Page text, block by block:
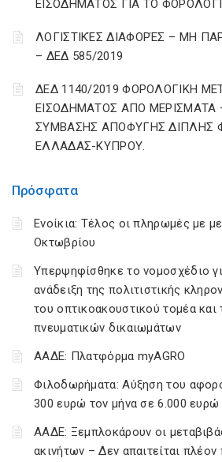
Πρόσφατα
Ενοίκια: Τέλος οι πληρωμές με
Οκτωβρίου
Υπερψηφίσθηκε το νομοσχέδιο
ανάδειξη της πολιτιστικής
του οπτικοακουστικού τομέα
πνευματικών δικαιωμάτων
ΑΑΔΕ: Πλατφόρμα myAGRO
Φιλοδωρήματα: Αύξηση του
300 ευρώ τον μήνα σε 6.000 ευρώ
ΑΑΔΕ: Ξεμπλοκάρουν οι
ακινήτων – Δεν απαιτείται
ΕΙΣΟΔΗΜΑΤΟΣ ΓΙΑ ΤΟ
ΛΟΓΙΣΤΙΚΈΣ ΔΙΑΦΟΡΈΣ – ΜΗ
– ΔΕΔ 585/2019
ΔΕΔ 1140/2019 ΦΟΡΟΛΟΓΙΚΗ
ΕΙΣΟΔΗΜΑΤΟΣ ΑΠΟ ΜΕΡΙΣΜΑΤΑ
ΣΥΜΒΑΣΗΣ ΑΠΟΦΥΓΗΣ ΔΙΠΛΗΣ
ΕΛΛΑΔΑΣ-ΚΥΠΡΟΥ.